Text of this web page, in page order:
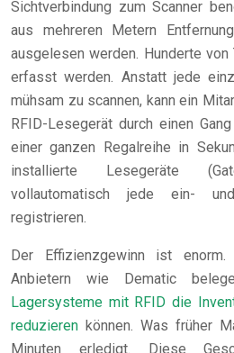
Sichtverbindung zum Scanner
aus mehreren Metern
ausgelesen werden. Hunderte
erfasst werden. Anstatt jede
mühsam zu scannen, kann ein
RFID-Lesegerät durch einen
einer ganzen Regalreihe in
installierte Lesegeräte
vollautomatisch jede ein-
registrieren.
Der Effizienzgewinn ist enorm.
Anbietern wie Dematic
Lagersysteme mit RFID die
reduzieren können. Was früher
Minuten erledigt. Diese